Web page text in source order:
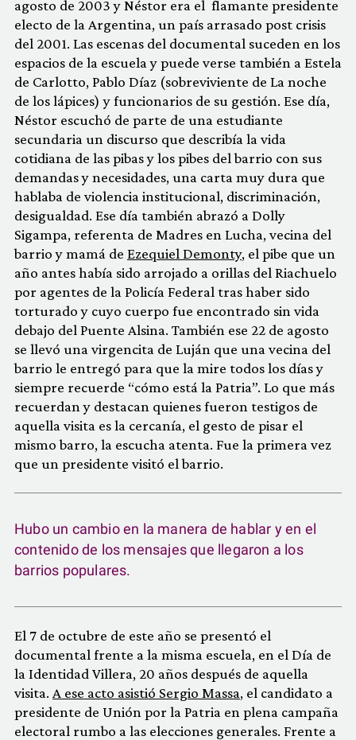
agosto de 2003 y Néstor era el flamante presidente
electo de la Argentina, un país arrasado post crisis
del 2001. Las escenas del documental suceden en los
espacios de la escuela y puede verse también a Estela
de Carlotto, Pablo Díaz (sobreviviente de La noche
de los lápices) y funcionarios de su gestión. Ese día,
Néstor escuchó de parte de una estudiante
secundaria un discurso que describía la vida
cotidiana de las pibas y los pibes del barrio con sus
demandas y necesidades, una carta muy dura que
hablaba de violencia institucional, discriminación,
desigualdad. Ese día también abrazó a Dolly
Sigampa, referenta de Madres en Lucha, vecina del
barrio y mamá de Ezequiel Demonty, el pibe que un
año antes había sido arrojado a orillas del Riachuelo
por agentes de la Policía Federal tras haber sido
torturado y cuyo cuerpo fue encontrado sin vida
debajo del Puente Alsina. También ese 22 de agosto
se llevó una virgencita de Luján que una vecina del
barrio le entregó para que la mire todos los días y
siempre recuerde “cómo está la Patria”. Lo que más
recuerdan y destacan quienes fueron testigos de
aquella visita es la cercanía, el gesto de pisar el
mismo barro, la escucha atenta. Fue la primera vez
que un presidente visitó el barrio.
Hubo un cambio en la manera de hablar y en el
contenido de los mensajes que llegaron a los
barrios populares.
El 7 de octubre de este año se presentó el
documental frente a la misma escuela, en el Día de
la Identidad Villera, 20 años después de aquella
visita. A ese acto asistió Sergio Massa, el candidato a
presidente de Unión por la Patria en plena campaña
electoral rumbo a las elecciones generales. Frente a